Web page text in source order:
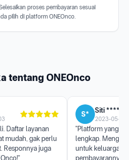
proses pembayaran sesuai
pilih di platform ONEOnco.
tentang ONEOnco
Daftar layanan
mudah, gak perlu
Responnya juga
S* Siti ******
2023-05-17
"Platform yang
lengkap.
untuk keluarga,
pembayarannya